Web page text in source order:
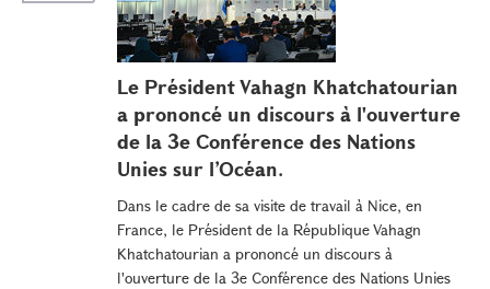
Le Président Vahagn Khatchatourian
a prononcé un discours à l'ouverture
de la 3e Conférence des Nations
Unies sur l’Océan.
Dans le cadre de sa visite de travail à Nice, en
France, le Président de la République Vahagn
Khatchatourian a prononcé un discours à
l'ouverture de la 3e Conférence des Nations Unies